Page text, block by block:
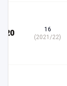
16
2021/22
)
20